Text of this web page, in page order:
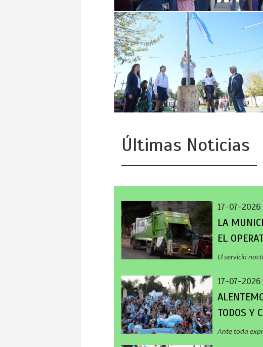
Últimas Noticias
17-07-2026
LA
EL
El servicio
17-07-2026
TODOS Y
Ante toda